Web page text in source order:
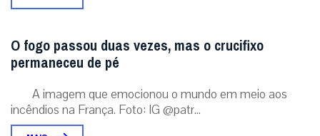
O fogo passou duas vezes, mas o crucifixo
permaneceu de pé
A imagem que emocionou o mundo em meio aos
incêndios na França. Foto: IG @patr...